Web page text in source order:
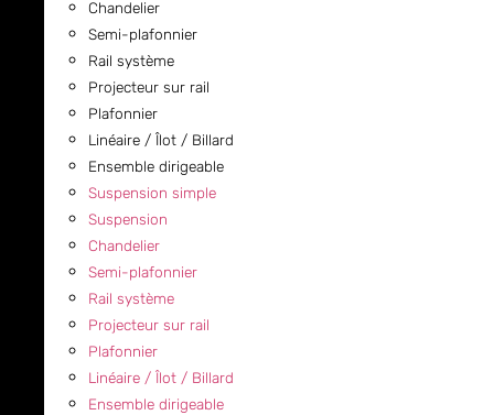
Chandelier
Semi-plafonnier
Rail système
Projecteur sur rail
Plafonnier
Linéaire / Îlot / Billard
Ensemble dirigeable
Suspension simple
Suspension
Chandelier
Semi-plafonnier
Rail système
Projecteur sur rail
Plafonnier
Linéaire / Îlot / Billard
Ensemble dirigeable